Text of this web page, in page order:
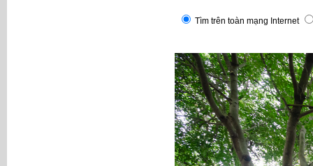
Tìm trên toàn mạng Internet